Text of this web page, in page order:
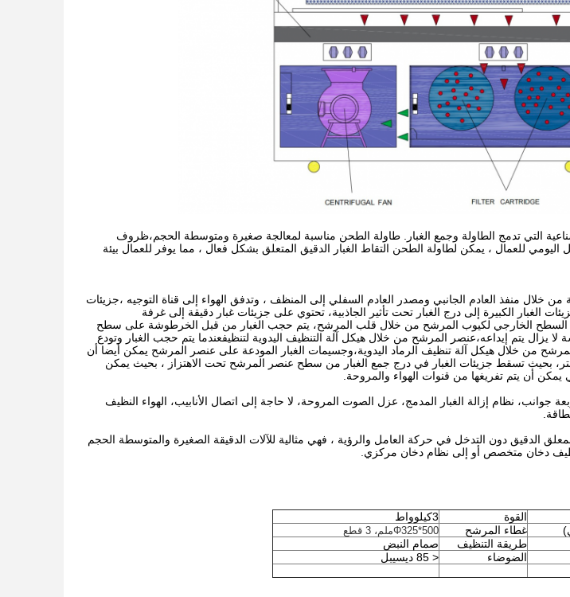
التي تدمج الطاولة وجمع الغبار. طاولة الطحن مناسبة لمعالجة صغيرة ومتوسطة الحجم،ظروف
اليومي للعمال ، يمكن لطاولة الطحن التقاط الغبار الدقيق المتعلق بشكل فعال ، مما يوفر للعمال بيئة
خلال منفذ العادم الجانبي ومصدر العادم السفلي إلى المنظف ، وتدفق الهواء إلى قناة التوجيه ،جزيئات
الغبار الكبيرة إلى درج الغبار تحت تأثير الجاذبية، تحتوي على جزيئات غبار دقيقة إلى غرفة
السطح الخارجي لكيوب المرشح من خلال قلب المرشح، يتم حجب الغبار من قبل الخرطوشة على سطح
يزال يتم إيداعه،عنصر المرشح من خلال هيكل آلة التنظيف اليدوية لتنظيفعندما يتم حجب الغبار وتودع
من خلال هيكل آلة تنظيف الرماد اليدوية،وجسيمات الغبار المودعة على عنصر المرشح يمكن أيضا أن
بحيث تسقط جزيئات الغبار في درج جمع الغبار من سطح عنصر المرشح تحت الاهتزاز ، بحيث يمكن
أن يتم تفريغها من قنوات الهواء والمروحة.
نظام إزالة الغبار المدمج، عزل الصوت المروحة، لا حاجة إلى اتصال الأنابيب، الهواء النظيف
الدقيق دون التدخل في حركة العامل والرؤية ، فهي مثالية للآلات الدقيقة الصغيرة والمتوسطة الحجم
دخان متخصص أو إلى نظام دخان مركزي.
القوة
3كيلوواط
غطاء المرشح Φ325*500ملم، 3 قطع
طريقة التنظيف
صمام النبض
الضوضاء
< 85 ديسيبل